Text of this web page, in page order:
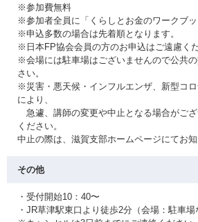
※参加費無料
※参加者全員に「くらしとお金のワークブ
※申込多数の場合は先着順となります。
※日本FP協会会員の方のお申込はご遠慮くだ
※会場には駐車場はございませんので公共
さい。
※災害・悪天候・インフルエンザ、新型コ
により、
急遽、講師の変更や中止となる場合がご
ください。
中止の際は、滋賀支部ホームページにてお
その他
・受付開始10：40〜
・JR草津駅東口より徒歩2分（会場：駐車